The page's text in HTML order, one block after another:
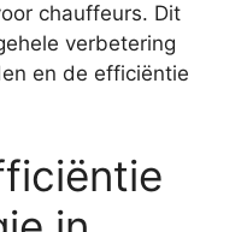
chauffeurs. Dit
verbetering
en de efficiëntie